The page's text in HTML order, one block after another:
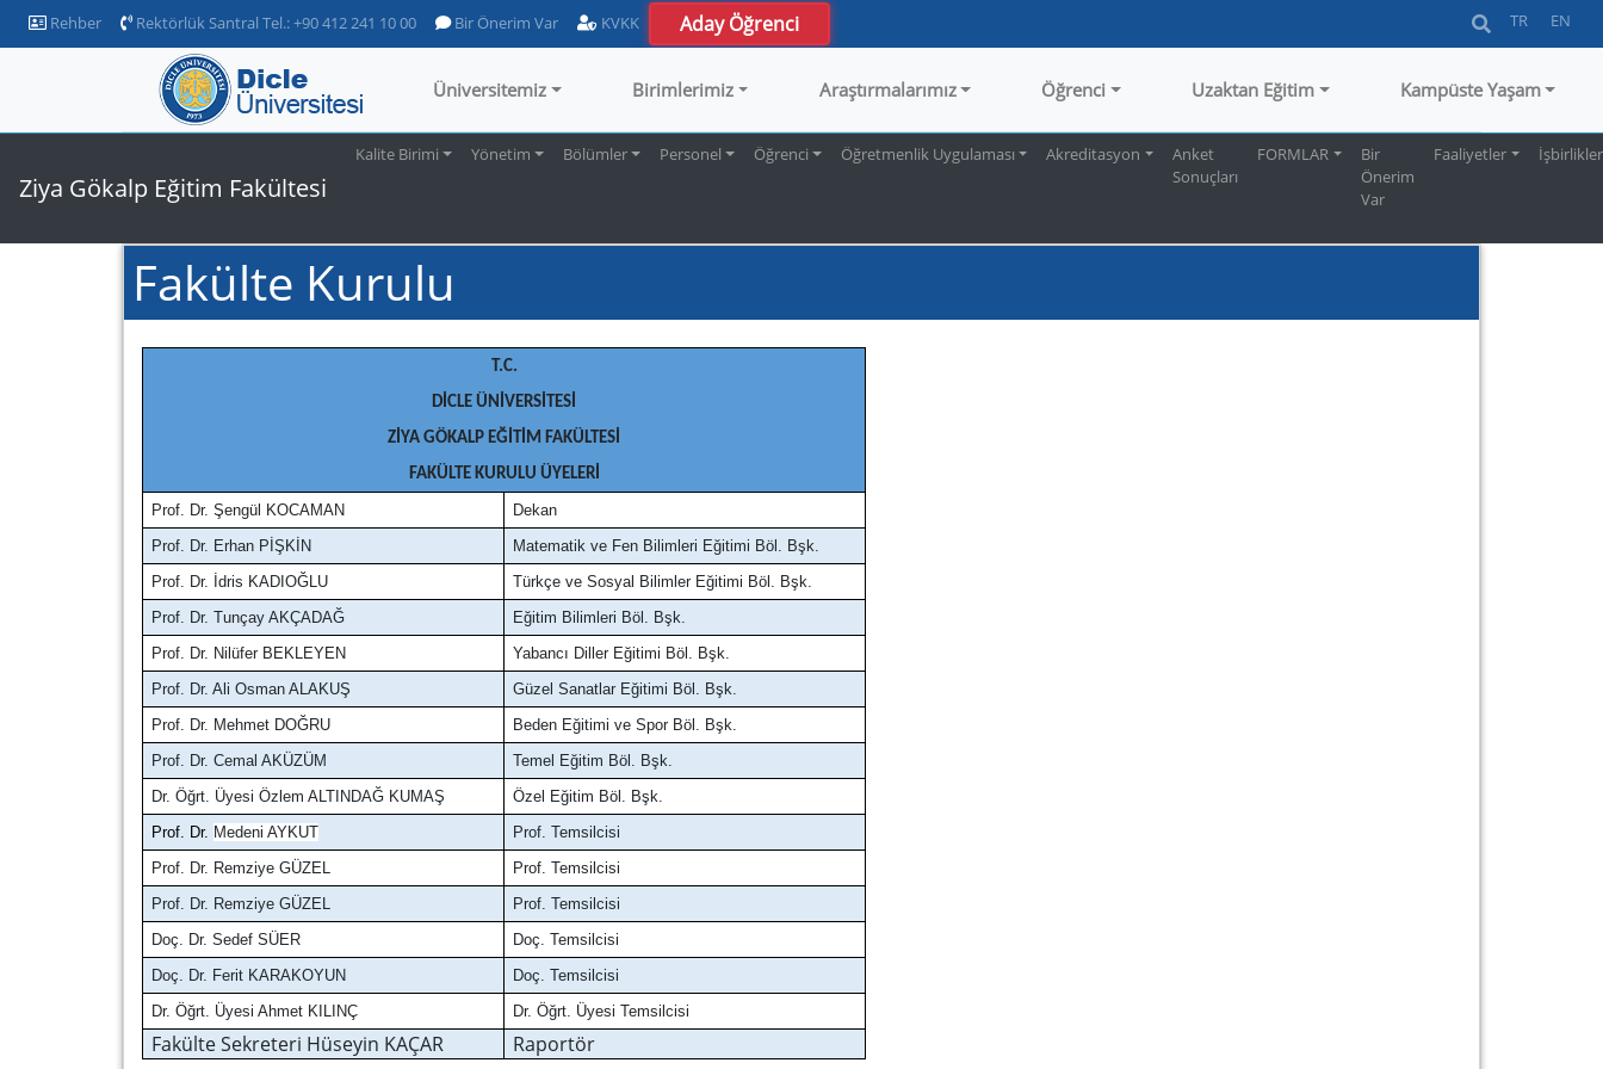
Rehber Rektörlük Santral Tel.: +90 412 241 10 00 Bir Önerim Var KVKK Aday Öğrenci TR EN
Üniversitemiz Birimlerimiz Araştırmalarımız Öğrenci Uzaktan Eğitim Kampüste Yaşam
Ziya Gökalp Eğitim Fakültesi
Kalite Birimi Yönetim Bölümler Personel Öğrenci Öğretmenlik Uygulaması Akreditasyon
Anket
Sonuçları
FORMLAR
Bir
Önerim
Var
Faaliyetler
Fakülte Kurulu
T.C.
DİCLE ÜNİVERSİTESİ
ZİYA GÖKALP EĞİTİM FAKÜLTESİ
FAKÜLTE KURULU ÜYELERİ
Prof. Dr.Şengül KOCAMAN
Dekan
Prof. Dr. Erhan PİŞKİN
Matematik ve Fen Bilimleri Eğitimi Böl. Bşk.
Prof. Dr. İdris KADIOĞLU
Türkçe ve Sosyal Bilimler Eğitimi Böl. Bşk.
Prof. Dr. Tunçay AKÇADAĞ
Eğitim Bilimleri Böl. Bşk.
Prof. Dr. Nilüfer BEKLEYEN
Yabancı Diller Eğitimi Böl. Bşk.
Prof. Dr. Ali Osman ALAKUŞ
Güzel Sanatlar Eğitimi Böl. Bşk.
Prof. Dr. Mehmet DOĞRU
Beden Eğitimi ve Spor Böl. Bşk.
Prof. Dr. Cemal AKÜZÜM
Temel Eğitim Böl. Bşk.
Dr. Öğrt. Üyesi Özlem ALTINDAĞ KUMAŞ
Özel Eğitim Böl. Bşk.
Prof. Dr. Medeni AYKUT
Prof. Temsilcisi
Prof. Dr. Remziye GÜZEL
Prof. Temsilcisi
Prof. Dr. Remziye GÜZEL
Prof. Temsilcisi
Doç. Dr. Sedef SÜER
Doç. Temsilcisi
Doç. Dr. Ferit KARAKOYUN
Doç. Temsilcisi
Dr. Öğrt. Üyesi Ahmet KILINÇ
Dr. Öğrt. Üyesi Temsilcisi
Fakülte Sekreteri Hüseyin KAÇAR Raportör